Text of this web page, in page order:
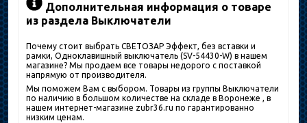
Дополнительная информация о товаре
из раздела Выключатели
Почему стоит выбрать СВЕТОЗАР Эффект, без вставки и
рамки, Одноклавишный выключатель (SV-54430-W) в нашем
магазине? Мы продаем все товары недорого с поставкой
напрямую от производителя.
Мы поможем Вам с выбором. Товары из группы Выключатели
по наличию в большом количестве на складе в Воронеже , в
нашем интернет-магазине zubr36.ru по гарантированно
низким ценам.